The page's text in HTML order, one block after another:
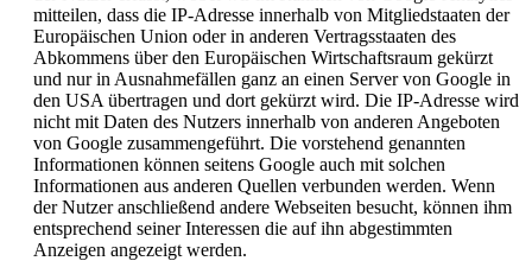
mitteilen, dass die IP-Adresse innerhalb von Mitgliedstaaten der
Europäischen Union oder in anderen Vertragsstaaten des
Abkommens über den Europäischen Wirtschaftsraum gekürzt
und nur in Ausnahmefällen ganz an einen Server von Google in
den USA übertragen und dort gekürzt wird. Die IP-Adresse wird
nicht mit Daten des Nutzers innerhalb von anderen Angeboten
von Google zusammengeführt. Die vorstehend genannten
Informationen können seitens Google auch mit solchen
Informationen aus anderen Quellen verbunden werden. Wenn
der Nutzer anschließend andere Webseiten besucht, können ihm
entsprechend seiner Interessen die auf ihn abgestimmten
Anzeigen angezeigt werden.